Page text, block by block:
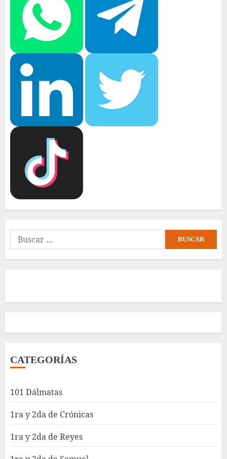
Buscar:
CATEGORÍAS
101 Dálmatas
1ra y 2da de Crónicas
1ra y 2da de Reyes